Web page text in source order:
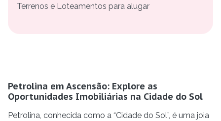
Terrenos e Loteamentos para alugar
Petrolina em Ascensão: Explore as
Oportunidades Imobiliárias na Cidade do Sol
Petrolina, conhecida como a “Cidade do Sol”, é uma joia